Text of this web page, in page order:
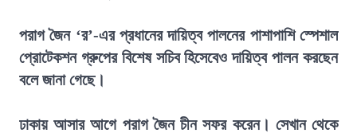
পরাগ জৈন ‘র’-এর প্রধানের দায়িত্ব পালনের পাশাপাশি স্পেশাল
প্রোটেকশন গ্রুপের বিশেষ সচিব হিসেবেও দায়িত্ব পালন করছেন
বলে জানা গেছে।
ঢাকায় আসার আগে পরাগ জৈন চীন সফর করেন। সেখান থেকে